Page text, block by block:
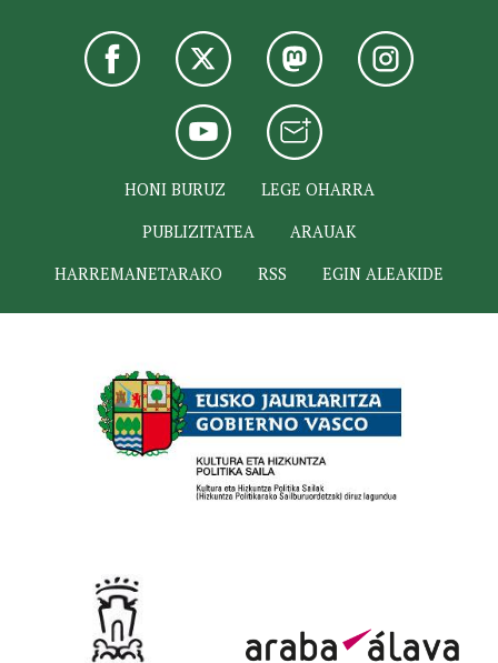
HONI BURUZ
LEGE OHARRA
PUBLIZITATEA
ARAUAK
HARREMANETARAKO
RSS EGIN ALEAKIDE